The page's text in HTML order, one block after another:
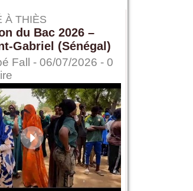
À THIÈS
du Bac 2026 –
Gabriel (Sénégal)
Fall - 06/07/2026 - 0